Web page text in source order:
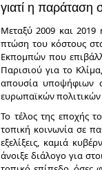
γιατί η παράταση
Μεταξύ 2009 και 2019
πτώση του κόστους
Εκπομπών που
Παρισιού για το
απουσία υποψήφιων
ευρωπαϊκών πολιτικών
Το τέλος της εποχής
τοπική κοινωνία σε
εξελίξεις, καμιά
άνοιξε διάλογο για